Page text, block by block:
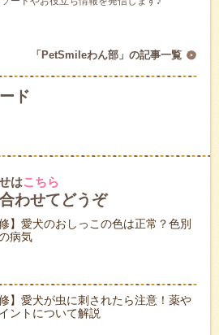
「PetSmileわん部」の記事一覧
ド
はこちら
わせてどうぞ
】愛犬のおしっこの色は正常？色別
病気
修】愛犬が虫に刺されたら注意！薬や
ントについて解説